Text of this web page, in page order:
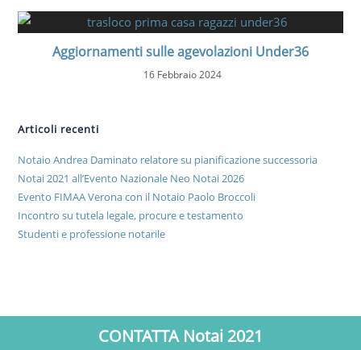
Aggiornamenti sulle agevolazioni Under36
16 Febbraio 2024
Articoli recenti
Notaio Andrea Daminato relatore su pianificazione successoria
Notai 2021 all’Evento Nazionale Neo Notai 2026
Evento FIMAA Verona con il Notaio Paolo Broccoli
Incontro su tutela legale, procure e testamento
Studenti e professione notarile
CONTATTA Notai 2021